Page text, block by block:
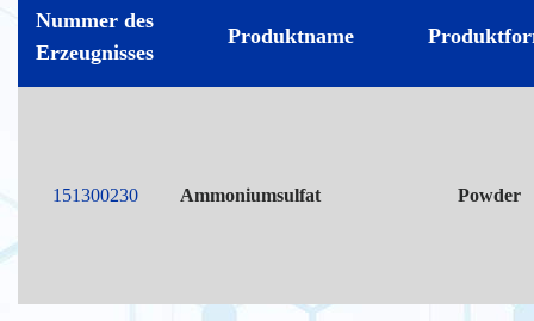
Nummer des
Erzeugnisses
Produktname
151300230 Ammoniumsulfat Powder